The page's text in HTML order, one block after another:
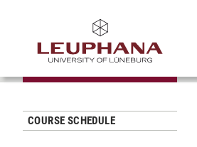
COURSE SCHEDULE